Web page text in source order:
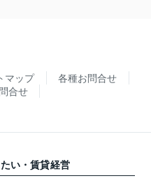
マップ
各種お問合せ
合せ
い・賃貸経営